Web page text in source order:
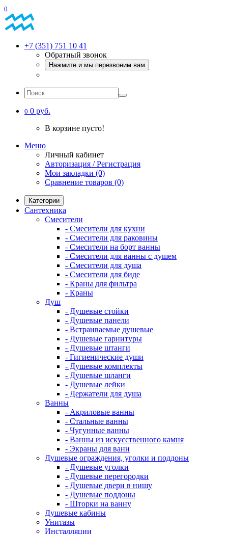
0
+7 (351) 751 10 41
Обратный звонок
Нажмите и мы перезвоним вам
0 0 руб.
В корзине пусто!
Меню
Личный кабинет
Авторизация / Регистрация
Мои закладки (0)
Сравнение товаров (0)
Категории
Сантехника
Смесители
- Смесители для кухни
- Смесители для раковины
- Смесители на борт ванны
- Смесители для ванны с душем
- Смесители для душа
- Смесители для биде
- Краны для фильтра
- Краны
Душ
- Душевые стойки
- Душевые панели
- Встраиваемые душевые
- Душевые гарнитуры
- Душевые штанги
- Гигиенические души
- Душевые комплекты
- Душевые шланги
- Душевые лейки
- Держатели для душа
Ванны
- Акриловые ванны
- Стальные ванны
- Чугунные ванны
- Ванны из искусственного камня
- Экраны для ванн
Душевые ограждения, уголки и поддоны
- Душевые уголки
- Душевые перегородки
- Душевые двери в нишу
- Душевые поддоны
- Шторки на ванну
Душевые кабины
Унитазы
Инсталляции